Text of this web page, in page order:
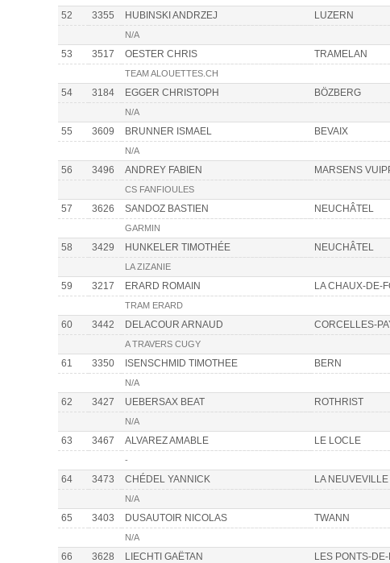
52 3355 HUBINSKI ANDRZEJ LUZERN
N/A
53 3517 OESTER CHRIS TRAMELAN
TEAM ALOUETTES.CH
54 3184 EGGER CHRISTOPH BÖZBERG
N/A
55 3609 BRUNNER ISMAEL BEVAIX
N/A
56 3496 ANDREY FABIEN MARSENS
CS FANFIOULES
57 3626 SANDOZ BASTIEN NEUCHÂTEL
GARMIN
58 3429 HUNKELER TIMOTHÉE NEUCHÂTEL
LA ZIZANIE
59 3217 ERARD ROMAIN LA CHAUX-DE-
TRAM ERARD
60 3442 DELACOUR ARNAUD CORCELLES-
A TRAVERS CUGY
61 3350 ISENSCHMID TIMOTHEE BERN
N/A
62 3427 UEBERSAX BEAT ROTHRIST
N/A
63 3467 ALVAREZ AMABLE LE LOCLE
-
64 3473 CHÉDEL YANNICK LA NEUVEVILLE
N/A
65 3403 DUSAUTOIR NICOLAS TWANN
N/A
66 3628 LIECHTI GAËTAN LES PONTS-